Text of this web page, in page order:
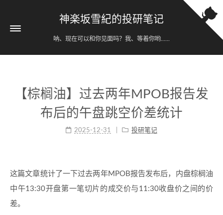
神楽坂雪紀的投研笔记
呐、现在可以和你见面吗？我、等着你哟......
【棕榈油】过去两年MPOB报告发
布后的午盘跳空价差统计
2025-12-31 投研笔记
这篇文章统计了一下过去两年MPOB报告发布后，内盘棕榈油
中午13:30开盘第一笔切片的成交价与11:30收盘价之间的价
差。